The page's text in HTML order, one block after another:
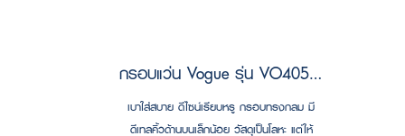
กรอบแว่น Vogue รุ่น VO4052D 352
เบาใส่สบาย ดีไซน์เรียบหรู กรอบทรงกลม มี
ดีเทลคิ้วด้านบนเล็กน้อย วัสดุเป็นโลหะ แต่ให้